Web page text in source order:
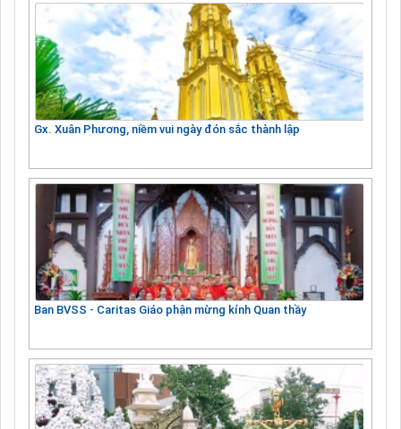
Gx. Xuân Phương, niềm vui ngày đón sắc thành lập
Ban BVSS - Caritas Giáo phận mừng kính Quan thầy